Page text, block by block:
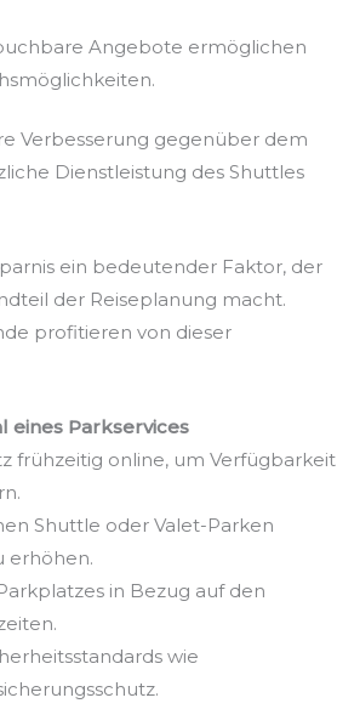
Angebote ermöglichen
Verbesserung gegenüber dem
Dienstleistung des Shuttles
ein bedeutender Faktor, der
der Reiseplanung macht.
profitieren von dieser
eines Parkservices
frühzeitig online, um Verfügbarkeit
Shuttle oder Valet-Parken
erhöhen.
in Bezug auf den
wie